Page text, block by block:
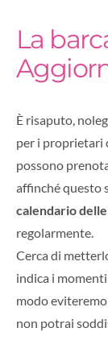
La
È risaputo,
per i proprietari
possono
affinché questo
calendario
regolarmente.
Cerca di
indica i
modo
non potrai